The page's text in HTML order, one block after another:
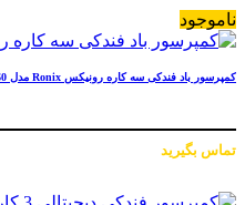
ناموجود
کمپرسور باد فندکی سه کاره رونیکس Ronix مدل RH-4260
تماس بگیرید